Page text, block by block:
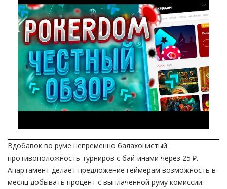
Вдобавок во руме непременно балахонистый
противоположность турниров с бай-инами через 25 ₽.
Апартамент делает предложение геймерам возможность в
месяц добывать процент с выплаченной руму комиссии.